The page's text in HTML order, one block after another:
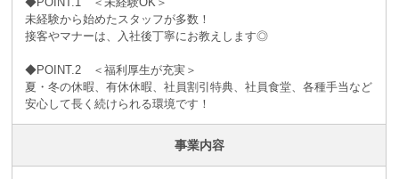
未経験から始めたスタッフが多数！
接客やマナーは、入社後丁寧にお教えします◎
◆POINT.2 ＜福利厚生が充実＞
夏・冬の休暇、有休休暇、社員割引特典、社員食堂、各種手当など
安心して長く続けられる環境です！
事業内容